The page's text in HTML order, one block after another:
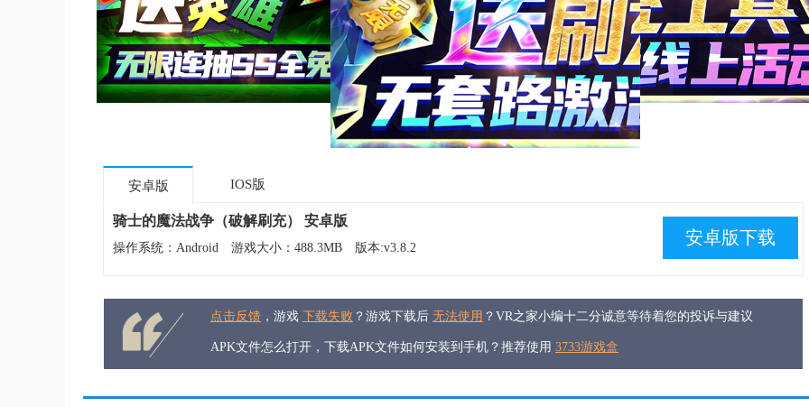
安卓版 IOS版
骑士的魔法战争（破解刷充） 安卓版
操作系统：Android 游戏大小：488.3MB 版本:v3.8.2
安卓版下载
点击反馈 ，游戏 下载失败 ？游戏下载后 无法使用 ？VR之家小编十二分诚意等待着您的投诉与建议
APK文件怎么打开，下载APK文件如何安装到手机？推荐使用 3733游戏盒